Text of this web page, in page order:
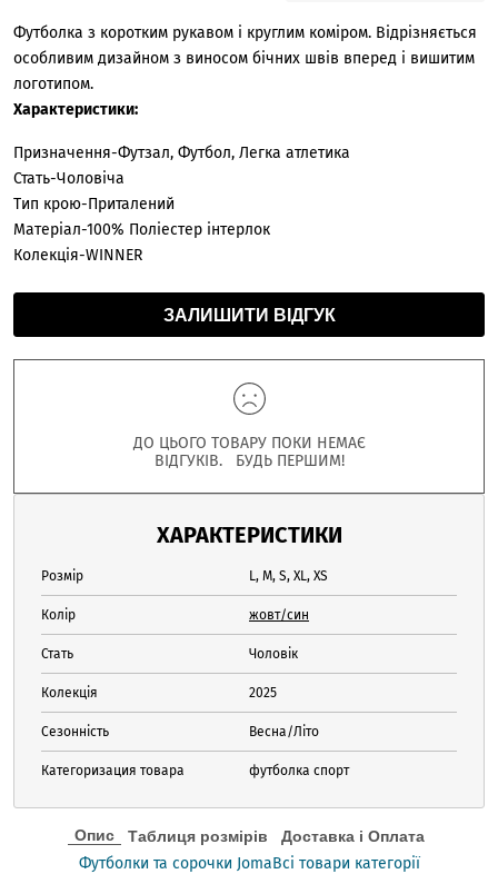
Футболка з коротким рукавом і круглим коміром. Відрізняється
особливим дизайном з виносом бічних швів вперед і вишитим
логотипом.
Характеристики:
Призначення-Футзал, Футбол, Легка атлетика
Стать-Чоловіча
Тип крою-Приталений
Матеріал-100% Поліестер інтерлок
Колекція-WINNER
ЗАЛИШИТИ ВІДГУК
ДО ЦЬОГО ТОВАРУ ПОКИ НЕМАЄ
ВІДГУКІВ. БУДЬ ПЕРШИМ!
ХАРАКТЕРИСТИКИ
Розмір L, M, S, XL, XS
Колір жовт/син
Стать Чоловік
Колекція 2025
Сезонність Весна/Літо
Категоризация товара футболка спорт
Опис Таблиця розмірів Доставка і Оплата
Футболки та сорочки JomaВсі товари категорії